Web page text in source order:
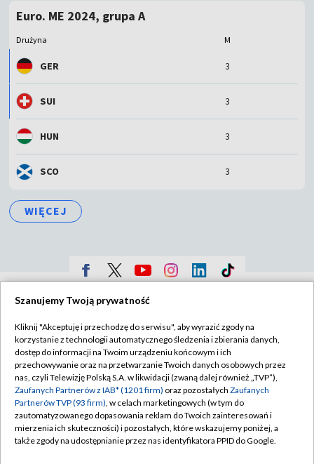
Euro. ME 2024, grupa A
Drużyna M
GER 3
SUI 3
HUN 3
SCO 3
WIĘCEJ
Sklep TVP
Biuro Reklamy
Oferta Handlowa
Telegazeta ogłoszenia
Emisja w TVP
Polityka prywatności
Moje zgody
Biuro reklamy
Kontakt
Szanujemy Twoją prywatność
Kliknij "Akceptuję i przechodzę do serwisu", aby wyrazić zgody na
korzystanie z technologii automatycznego śledzenia i zbierania danych,
dostęp do informacji na Twoim urządzeniu końcowym i ich
przechowywanie oraz na przetwarzanie Twoich danych osobowych przez
nas, czyli Telewizję Polską S.A. w likwidacji (zwaną dalej również „TVP”),
Zaufanych Partnerów z IAB* (1201 firm) oraz pozostałych Zaufanych
Partnerów TVP (93 firm), w celach marketingowych (w tym do
zautomatyzowanego dopasowania reklam do Twoich zainteresowań i
mierzenia ich skuteczności) i pozostałych, które wskazujemy poniżej, a
także zgody na udostępnianie przez nas identyfikatora PPID do Google.